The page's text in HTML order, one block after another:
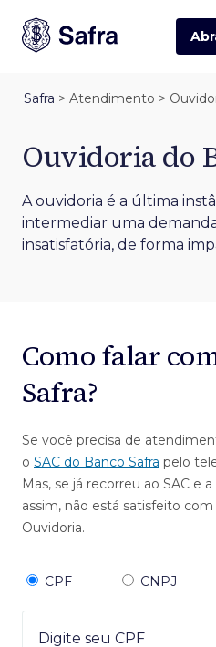
Safra > Atendimento >
Ouvidoria do
A ouvidoria é a última
intermediar uma
insatisfatória, de forma
Como falar
Safra?
Se você precisa de
o SAC do Banco Safra pelo
Mas, se já recorreu ao SAC e
assim, não está satisfeito
Ouvidoria.
CPF CNPJ
Digite seu CPF